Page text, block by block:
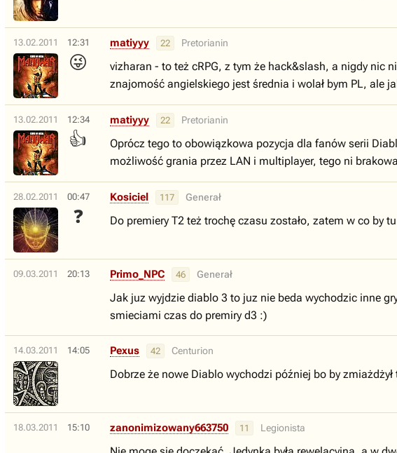
13.02.2011 12:31
😜
matiyyy 22 Pretorianin
vizharan - to też cRPG, z tym że hack&slash, a nigdy nic
znajomość angielskiego jest średnia i wolał bym PL, ale
13.02.2011 12:34
👍
matiyyy 22 Pretorianin
Oprócz tego to obowiązkowa pozycja dla fanów serii
możliwość grania przez LAN i multiplayer, tego ni
28.02.2011 00:47
❓
Kosiciel 117 Generał
Do premiery T2 też trochę czasu zostało, zatem w co by
09.03.2011 20:13 Primo_NPC 46 Generał
Jak juz wyjdzie diablo 3 to juz nie beda wychodzic inne
smieciami czas do premiry d3 :)
14.03.2011 14:05 Pexus 42 Centurion
Dobrze że nowe Diablo wychodzi później bo by zmiażdżył
18.03.2011 15:10 zanonimizowany663750 11 Legionista